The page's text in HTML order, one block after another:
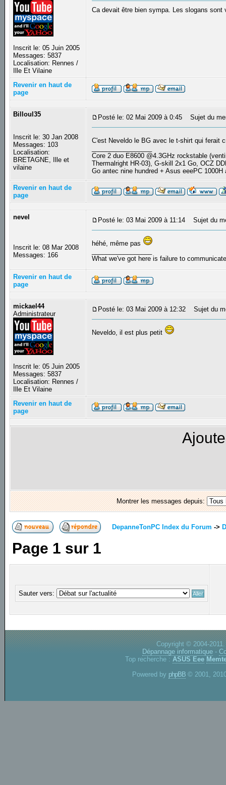
Inscrit le: 05 Juin 2005
Messages: 5837
Localisation: Rennes /
Ille Et Vilaine
Ca devait être bien sympa. Les slogans
Revenir en haut de
page
Billoul35
Inscrit le: 30 Jan 2008
Messages: 103
Localisation:
BRETAGNE, Ille et
vilaine
Posté le: 02 Mai 2009 à 0:45 Sujet du
C'est Neveldo le BG avec le t-shirt qui ferait
Core 2 duo E8600 @4.3GHz rockstable
Thermalright HR-03), G-skill 2x1 Go, OCZ
Go antec nine hundred + Asus eeePC
Revenir en haut de
page
nevel
Inscrit le: 08 Mar 2008
Messages: 166
Posté le: 03 Mai 2009 à 11:14 Sujet du
héhé, même pas
What we've got here is failure to
Revenir en haut de
page
mickael44
Administrateur
Inscrit le: 05 Juin 2005
Messages: 5837
Localisation: Rennes /
Ille Et Vilaine
Posté le: 03 Mai 2009 à 12:32 Sujet du
Neveldo, il est plus petit
Revenir en haut de
page
Montrer les messages depuis:
DepanneTonPC Index du Forum ->
Page 1 sur 1
Sauter vers:
Copyright © 2004-
Dépannage informatique -
Top recherche : ASUS Eee
Powered by phpBB © 2001,